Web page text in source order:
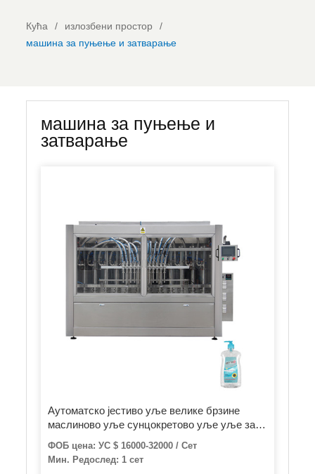
Кућа
излозбени простор
машина за пуњење и затварање
машина за пуњење и
затварање
Аутоматско јестиво уље велике брзине
маслиново уље сунцокретово уље уље за
кухање уље за подмазивање уље за кочење
уље за пуњење бензина пуњење поклопца
машина за паковање флаша
ФОБ цена: УС $ 16000-32000 / Сет
Мин. Редослед: 1 сет